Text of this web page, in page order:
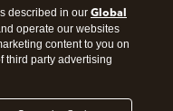
described in our Global
operate our websites
content to you on
third party advertising